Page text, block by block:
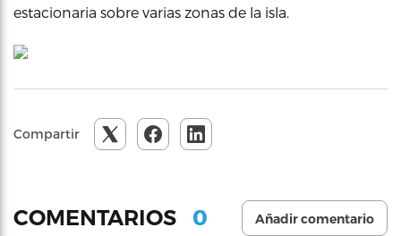
estacionaria sobre varias zonas de la isla.
Compartir
COMENTARIOS 0 Añadir comentario